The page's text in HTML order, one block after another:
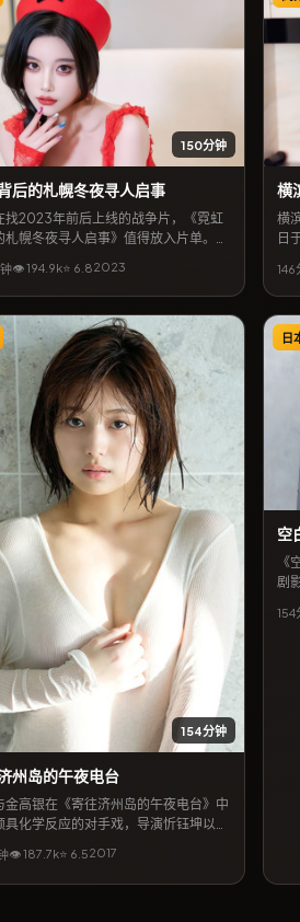
150分钟
后的札幌冬夜寻人启事
找2023年前后上线的战争片，《霓虹
札幌冬夜寻人启事》值得放入片单。导
11日。简介层面，本片将都市缝隙里
与悬念结合，地区气质贴近中国大陆当
，亦适合作为同城影迷检索的长尾片
👁194.9k⭐ 6.82023
横
横
日
角
开
节
146
154分钟
州岛的午夜电台
金高银在《寄往济州岛的午夜电台》中
具化学反应的对手戏，导演忻钰坤以法
。类型标签以科幻为主，2017年12月14
后常被影评提及「镜头克制、情绪浓
👁187.7k⭐ 6.52017
日
空
《
剧
件
154